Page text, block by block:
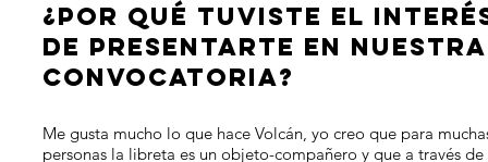
¿POR QUÉ TUVISTE EL
DE PRESENTARTE EN NUESTRA
CONVOCATORIA?
Me gusta mucho lo que hace Volcán, yo creo que para
personas la libreta es un objeto-compañero y que a través de